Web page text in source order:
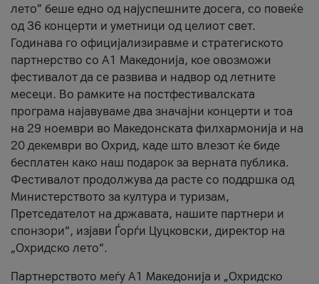
лето” беше едно од најуспешните досега, со повеќе
од 36 концерти и уметници од целиот свет.
Годинава го официјализиравме и стратегиското
партнерство со А1 Македонија, кое овозможи
фестивалот да се развива и надвор од летните
месеци. Во рамките на постфестивалската
програма најавуваме два значајни концерти и тоа
на 29 ноември во Македонската филхармонија и на
20 декември во Охрид, каде што влезот ќе биде
бесплатен како наш подарок за верната публика.
Фестивалот продолжува да расте со поддршка од
Министерството за култура и туризам,
Претседателот на државата, нашите партнери и
спонзори“, изјави Ѓорѓи Цуцковски, директор на
„Охридско лето“.
Партнерството меѓу A1 Македонија и „Охридско